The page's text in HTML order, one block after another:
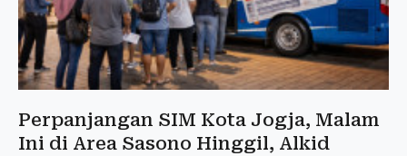
Perpanjangan SIM Kota Jogja, Malam
Ini di Area Sasono Hinggil, Alkid